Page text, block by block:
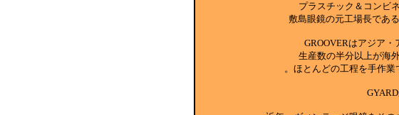
プラスチック＆コンビ
敷島眼鏡の元工場長であ
GROOVERはアジア
生産数の半分以上が海
。ほとんどの工程を手作業